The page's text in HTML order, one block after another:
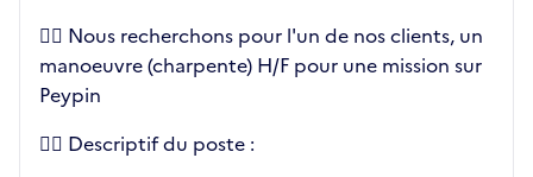
👉🏼 Nous recherchons pour l'un de nos clients, un
manoeuvre (charpente) H/F pour une mission sur
Peypin
👉🏼 Descriptif du poste :